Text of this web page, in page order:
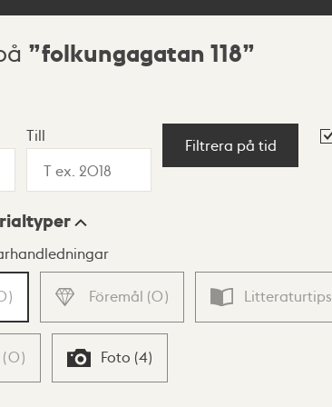
folkungagatan 118
Till
Filtrera på tid
) Föremål (0) Litteraturtips
(0) Foto (4)